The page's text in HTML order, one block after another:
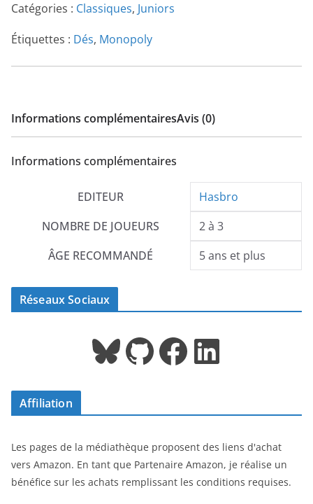
Catégories : Classiques, Juniors
Étiquettes : Dés, Monopoly
Informations complémentairesAvis (0)
Informations complémentaires
EDITEUR
Hasbro
NOMBRE DE JOUEURS
2 à 3
ÂGE RECOMMANDÉ
5 ans et plus
Réseaux Sociaux
Bluesky GitHub Facebook LinkedIn
Affiliation
Les pages de la médiathèque proposent des liens d'achat
vers Amazon. En tant que Partenaire Amazon, je réalise un
bénéfice sur les achats remplissant les conditions requises.